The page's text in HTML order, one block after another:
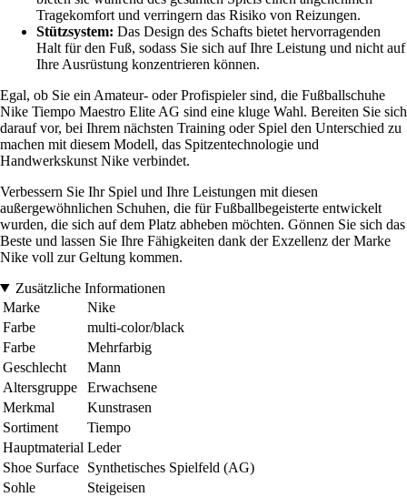
Tragekomfort und verringern das Risiko von Reizungen.
Stützsystem: Das Design des Schafts bietet hervorragenden
Halt für den Fuß, sodass Sie sich auf Ihre Leistung und nicht auf
Ihre Ausrüstung konzentrieren können.
Egal, ob Sie ein Amateur- oder Profispieler sind, die Fußballschuhe
Nike Tiempo Maestro Elite AG sind eine kluge Wahl. Bereiten Sie sich
darauf vor, bei Ihrem nächsten Training oder Spiel den Unterschied zu
machen mit diesem Modell, das Spitzentechnologie und
Handwerkskunst Nike verbindet.
Verbessern Sie Ihr Spiel und Ihre Leistungen mit diesen
außergewöhnlichen Schuhen, die für Fußballbegeisterte entwickelt
wurden, die sich auf dem Platz abheben möchten. Gönnen Sie sich das
Beste und lassen Sie Ihre Fähigkeiten dank der Exzellenz der Marke
Nike voll zur Geltung kommen.
Zusätzliche Informationen
Marke
Nike
Farbe
multi-color/black
Farbe
Mehrfarbig
Geschlecht
Mann
Altersgruppe
Erwachsene
Merkmal
Kunstrasen
Sortiment
Tiempo
Hauptmaterial Leder
Shoe Surface Synthetisches Spielfeld (AG)
Sohle
Steigeisen